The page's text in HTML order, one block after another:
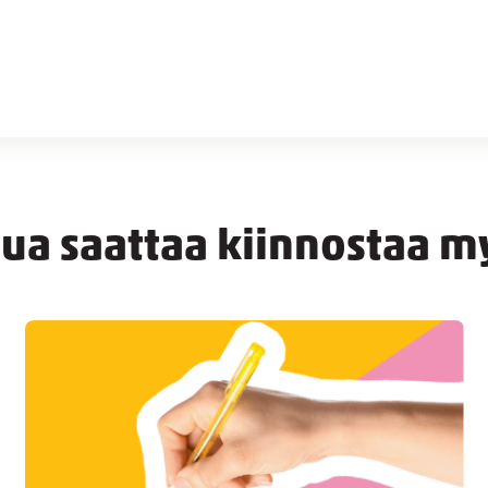
saattaa kiinnostaa